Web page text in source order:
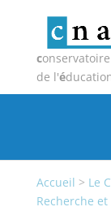
conservatoire
de l'é
Accueil > Le
Recherche